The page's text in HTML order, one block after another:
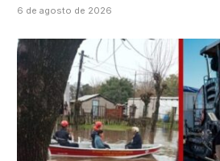
6 de agosto de 2026